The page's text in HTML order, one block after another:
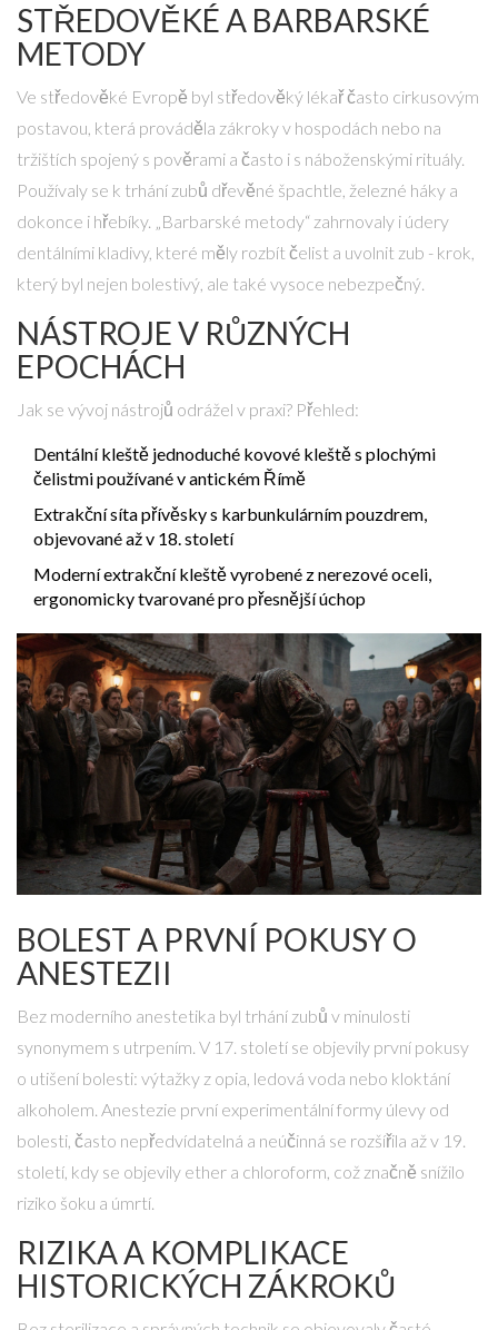
STŘEDOVĚKÉ A BARBARSKÉ
METODY
Ve středověké Evropě byl středověký lékařčasto cirkusovým
postavou, která prováděla zákroky v hospodách nebo na
tržištích spojený s pověrami a často i s náboženskými rituály.
Používaly se k trhání zubů dřevěné špachtle, železné háky a
dokonce i hřebíky. „Barbarské metody“ zahrnovaly i údery
dentálními kladivy, které měly rozbít čelist a uvolnit zub - krok,
který byl nejen bolestivý, ale také vysoce nebezpečný.
NÁSTROJE V RŮZNÝCH
EPOCHÁCH
Jak se vývoj nástrojů odrážel v praxi? Přehled:
Dentální kleště jednoduché kovové kleště s plochými
čelistmi používané v antickém Římě
Extrakční sítapřívěsky s karbunkulárním pouzdrem,
objevované až v 18. století
Moderní extrakční kleštěvyrobené z nerezové oceli,
ergonomicky tvarované pro přesnější úchop
BOLEST A PRVNÍ POKUSY O
ANESTEZII
Bez moderního anestetika byl trhání zubů v minulosti
synonymem s utrpením. V 17. století se objevily první pokusy
o utišení bolesti: výtažky z opia, ledová voda nebo kloktání
alkoholem. Anestezie první experimentální formy úlevy od
bolesti, často nepředvídatelná a neúčinná se rozšířila až v 19.
století, kdy se objevily ether a chloroform, což značně snížilo
riziko šoku a úmrtí.
RIZIKA A KOMPLIKACE
HISTORICKÝCH ZÁKROKŮ